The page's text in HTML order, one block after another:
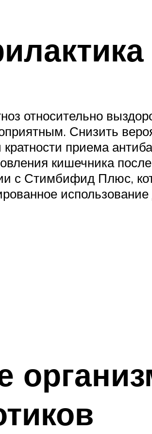
относительно
Снизить
приема
кишечника
с Стимбифид Плюс,
использование